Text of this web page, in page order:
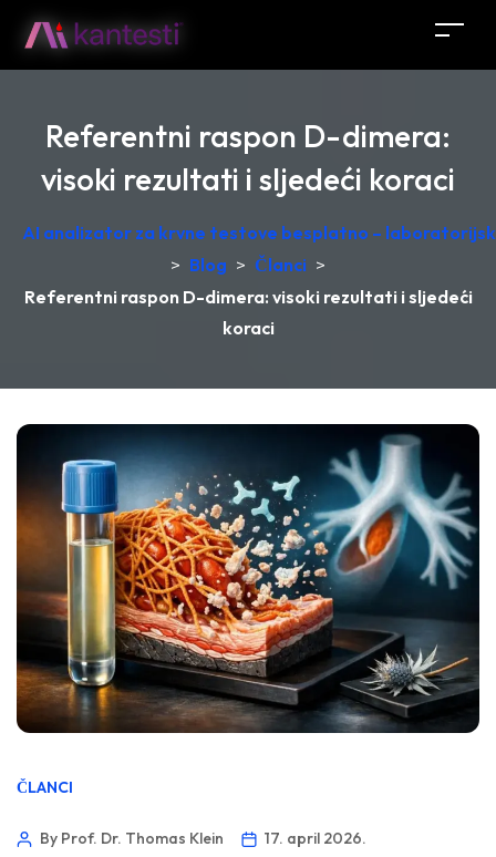
Referentni raspon D-dimera:
visoki rezultati i sljedeći koraci
AI analizator za krvne testove besplatno –
> Blog > Članci >
Referentni raspon D-dimera: visoki rezultati i sljedeći
koraci
ČLANCI
By Prof. Dr. Thomas Klein
17. april 2026.